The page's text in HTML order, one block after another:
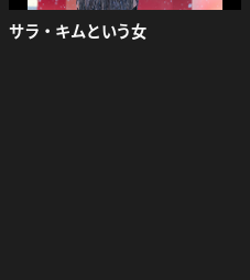
サラ・キムという女